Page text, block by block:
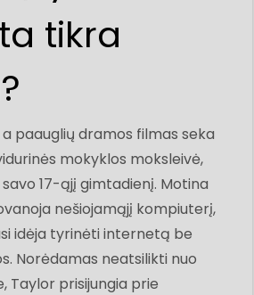
tikra
paauglių dramos filmas seka
mokyklos moksleivė,
17-ąjį gimtadienį. Motina
nešiojamąjį kompiuterį,
idėja tyrinėti internetą be
Norėdamas neatsilikti nuo
Taylor prisijungia prie